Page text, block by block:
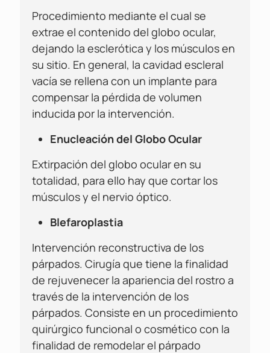
Procedimiento mediante el cual se
extrae el contenido del globo ocular,
dejando la esclerótica y los músculos en
su sitio. En general, la cavidad escleral
vacía se rellena con un implante para
compensar la pérdida de volumen
inducida por la intervención.
Enucleación del Globo Ocular
Extirpación del globo ocular en su
totalidad, para ello hay que cortar los
músculos y el nervio óptico.
Blefaroplastia
Intervención reconstructiva de los
párpados. Cirugía que tiene la finalidad
de rejuvenecer la apariencia del rostro a
través de la intervención de los
párpados. Consiste en un procedimiento
quirúrgico funcional o cosmético con la
finalidad de remodelar el párpado